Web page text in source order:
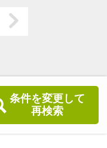
条件を変更して
再検索